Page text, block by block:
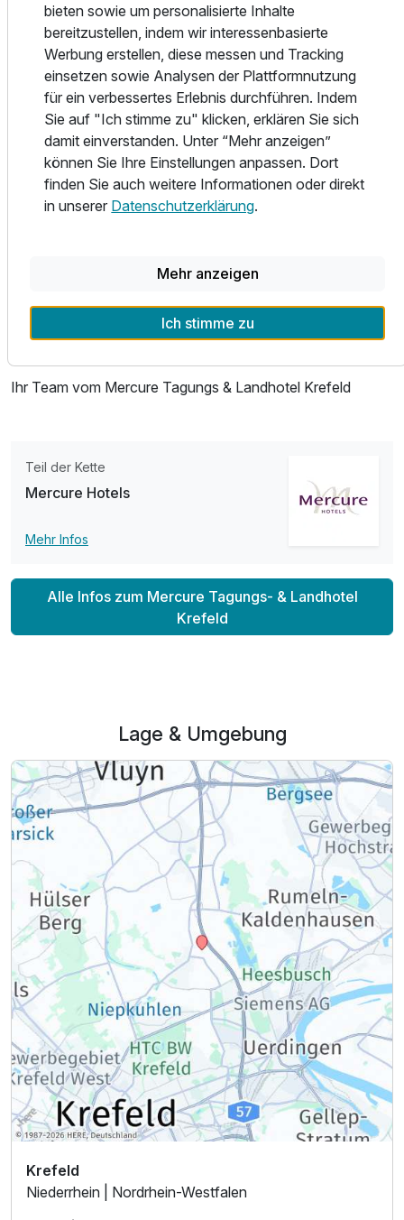
Ihre Anreise: Bis zum Hbf sind es 7 km, bis zum Airport
Düsseldorf 20 km. Per Auto erreichen Sie uns über die
A40, A44 und A57.
Entdecken Sie in Krefeld die Geschichte von Samt und
Seide, die historische Altstadt und die Museen - oder
tauchen Sie in die lebendige Musikszene der Stadt ein.
Sportliche Attraktionen sind die Galopprennbahn und
Eishockey mit den Krefeld Pinguinen.
In unserer gemütlichen Bar können Sie den Tag in Ruhe
Wir würden uns freuen Sie bei uns begrüßen zu dürfen.
Ihr Team vom Mercure Tagungs & Landhotel Krefeld
Teil der Kette
Mercure Hotels
Mehr Infos
Alle Infos zum Mercure Tagungs- & Landhotel
Krefeld
Lage & Umgebung
Krefeld
Niederrhein | Nordrhein-Westfalen
bieten sowie um personalisierte Inhalte
bereitzustellen, indem wir interessenbasierte
Werbung erstellen, diese messen und Tracking
einsetzen sowie Analysen der Plattformnutzung
für ein verbessertes Erlebnis durchführen. Indem
Sie auf "Ich stimme zu" klicken, erklären Sie sich
damit einverstanden. Unter “Mehr anzeigen”
können Sie Ihre Einstellungen anpassen. Dort
finden Sie auch weitere Informationen oder direkt
in unserer Datenschutzerklärung.
Mehr anzeigen
Ich stimme zu